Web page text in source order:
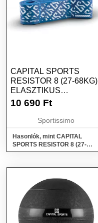
CAPITAL SPORTS
RESISTOR 8 (27-68KG)
ELASZTIKUS
GUMISZALAG, KÉK,
10 690 Ft
Sportissimo
Hasonlók, mint CAPITAL
SPORTS RESISTOR 8 (27-
68kg) Elasztikus gumiszalag,